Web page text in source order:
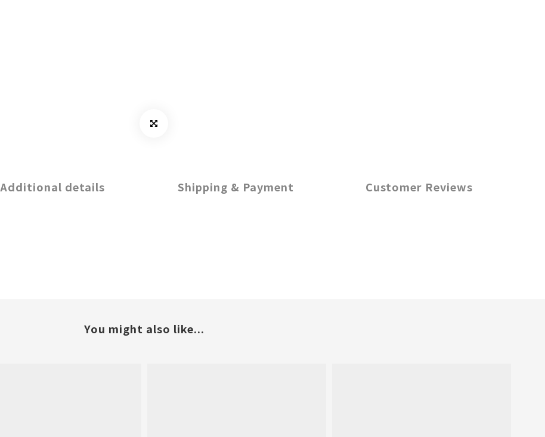
Additional details Shipping & Payment Customer Reviews
You might also like...